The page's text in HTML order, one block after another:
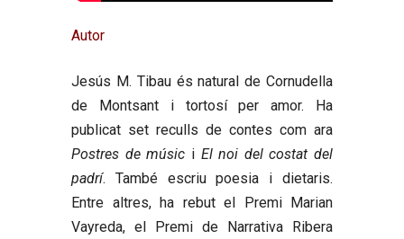
Autor
Jesús M. Tibaués natural de Cornudella
de Montsant i tortosí per amor. Ha
publicat set reculls de contes com ara
Postres de músic i El noi del costat del
padrí. També escriu poesia i dietaris.
Entre altres, ha rebut el Premi Marian
Vayreda, el Premi de Narrativa Ribera